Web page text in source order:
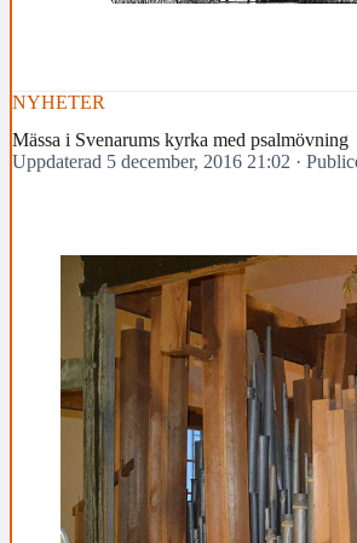
NYHETER
Mässa i Svenarums kyrka med psalmövning
Uppdaterad 5 december, 2016 21:02 ·